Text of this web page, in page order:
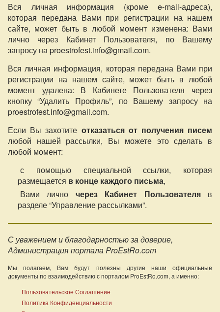
Вся личная информация (кроме e-mail-адреса),
которая передана Вами при регистрации на нашем
сайте, может быть в любой момент изменена: Вами
лично через Кабинет Пользователя, по Вашему
запросу на proestrofest.info@gmail.com.
Вся личная информация, которая передана Вами при
регистрации на нашем сайте, может быть в любой
момент удалена: В Кабинете Пользователя через
кнопку “Удалить Профиль”, по Вашему запросу на
proestrofest.info@gmail.com.
Если Вы захотите отказаться от получения писем
любой нашей рассылки, Вы можете это сделать в
любой момент:
с помощью специальной ссылки, которая
размещается в конце каждого письма,
Вами лично через Кабинет Пользователяв
разделе “Управление рассылками”.
С уважением и благодарностью за доверие,
Администрация портала ProEstRo.com
Мы полагаем, Вам будут полезны другие наши официальные
документы по взаимодействию с порталом ProEstRo.com, а именно:
Пользовательское Соглашение
Политика Конфиденциальности